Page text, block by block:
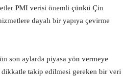
PMI verisi önemli çünkü Çin
dayalı bir yapıya çevirme
son aylarda piyasa yön vermeye
dikkatle takip edilmesi gereken bir veri